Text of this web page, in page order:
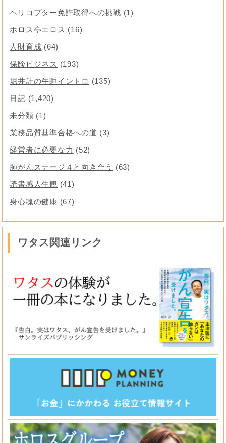
ヘリコプター免許取得への挑戦 (1)
ホロス亭エロス (16)
人財育成 (64)
保険ビジネス (193)
堀井計の午睡イントロ (135)
日記 (1,420)
未分類 (1)
業務品質基準合格への道 (3)
経営者に必要な力 (52)
肺がんステージ４と向き合う
(63)
読書感人生観 (41)
身心魂の健康 (67)
ワタス関連リンク